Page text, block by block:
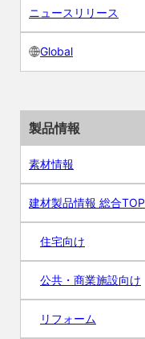
ニュースリリース
Global
製品情報
素材情報
建材製品情報 総合TOP
住宅向け
公共・商業施設向け
リフォーム